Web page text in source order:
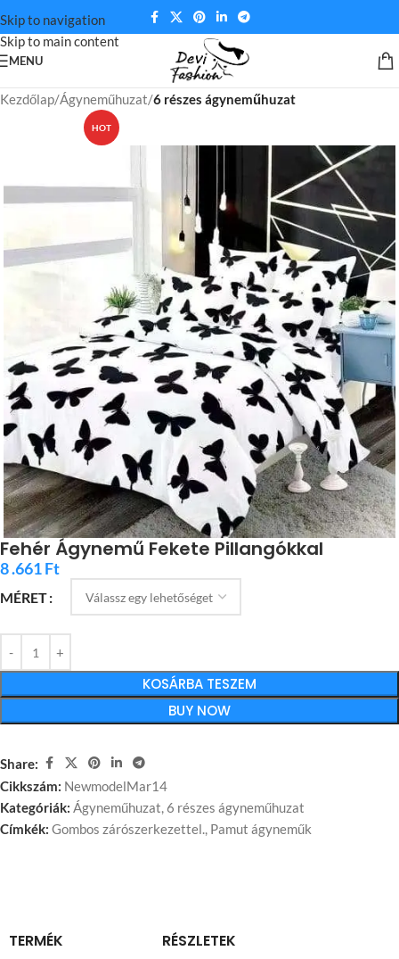
Skip to navigation
Skip to main content
MENU
Kezdőlap Ágyneműhuzat 6 részes ágyneműhuzat
HOT
Fehér Ágynemű Fekete Pillangókkal
8 .661Ft
MÉRET
KOSÁRBA TESZEM
BUY NOW
Share:
Cikkszám: NewmodelMar14
Kategóriák: Ágyneműhuzat, 6 részes ágyneműhuzat
Címkék: Gombos zárószerkezettel., Pamut ágyneműk
TERMÉK RÉSZLETEK